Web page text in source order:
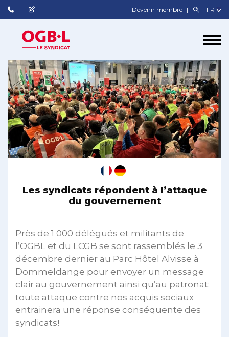
Devenir membre
Les syndicats répondent à l’attaque
du gouvernement
Près de 1 000 délégués et militants de
l’OGBL et du LCGB se sont rassemblés le 3
décembre dernier au Parc Hôtel Alvisse à
Dommeldange pour envoyer un message
clair au gouvernement ainsi qu’au patronat:
toute attaque contre nos acquis sociaux
entrainera une réponse conséquente des
syndicats!